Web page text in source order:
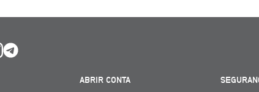
ABRIR CONTA